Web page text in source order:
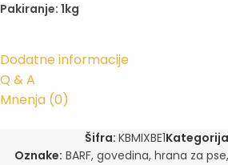
Pakiranje: 1kg
Dodatne informacije
Q & A
Mnenja (0)
Šifra: KBMIXBE1
Oznake: BARF, govedina, hrana za pse,